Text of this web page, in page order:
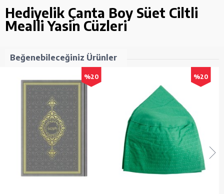
Hediyelik Çanta Boy Süet Ciltli
Mealli Yasin Cüzleri
Beğenebileceğiniz Ürünler
%20 %20